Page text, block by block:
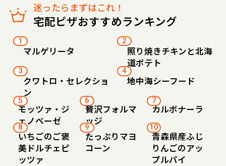
迷ったらまずはこれ！
宅配ピザおすすめランキング
1
マルゲリータ
2
照り焼きチキンと北海
道ポテト
3
クワトロ・セレクショ
ン
4
地中海シーフード
5
モッツァ・ジ
ェノベーゼ
6
贅沢フォルマ
ッジ
7
カルボナーラ
8
いちごのご褒
美ドルチェピ
ッツァ
9
たっぷりマヨ
コーン
10
青森県産ふじ
りんごのアッ
プルパイ